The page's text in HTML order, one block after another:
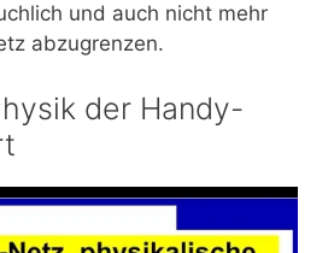
und auch nicht mehr
abzugrenzen.
der Handy-